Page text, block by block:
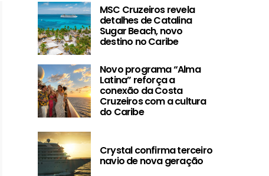
MSC Cruzeiros revela
detalhes de Catalina
Sugar Beach, novo
destino no Caribe
Novo programa “Alma
Latina” reforça a
conexão da Costa
Cruzeiros com a cultura
do Caribe
Crystal confirma terceiro
navio de nova geração